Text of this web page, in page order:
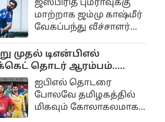
ஆஸ்திரேலியாவின்
முன்னாள் ஜாம்பவான்
வேகப்பந்து வீச்சாளர்
ப்ரெட் லீ இதுகுறித்து
முக்கிய கருத்துகளைத்
தெரிவித்துள்ளார்.
ஜஸ்பிரித் பும்ராவுக்கு
மாற்றாக ஜம்மு காஷ்மீர்
வேகப்பந்து வீச்சாளர்
டெஸ்ட் அணியில் தேர்வு
செய்யப்பட்டுள்ளதை
முன்னாள் வீரர் வாசிம்
ஜாபர் விமர்சித்துள்ளார்.
முதல் டிஎன்பிஎல்
தொடர் ஆரம்பம்..
போட்டி யார் யாருக்கு?
ஐபிஎல் தொடரை
போலவே தமிழகத்தில்
மிகவும் கோலாகலமாக